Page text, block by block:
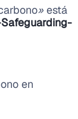
» está
en